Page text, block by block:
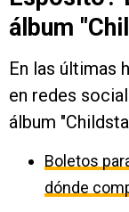
álbum
En las últimas
en redes
álbum
Boletos
dónde